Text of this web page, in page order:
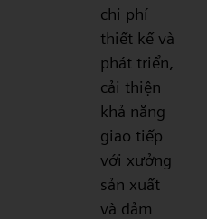
chi phí
thiết kế và
phát triển,
cải thiện
khả năng
giao tiếp
với xưởng
sản xuất
và đảm